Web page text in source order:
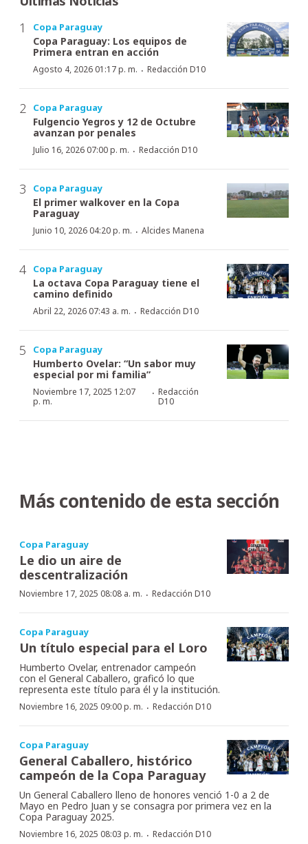
Copa Paraguay
Copa Paraguay: Los equipos de
Primera entran en acción
Agosto 4, 2026 01:17 p. m. · Redacción D10
Copa Paraguay
Fulgencio Yegros y 12 de Octubre
avanzan por penales
Julio 16, 2026 07:00 p. m. · Redacción D10
Copa Paraguay
El primer walkover en la Copa
Paraguay
Junio 10, 2026 04:20 p. m. · Alcides Manena
Copa Paraguay
La octava Copa Paraguay tiene el
camino definido
Abril 22, 2026 07:43 a. m. · Redacción D10
Copa Paraguay
Humberto Ovelar: “Un sabor muy
especial por mi familia”
Noviembre 17, 2025 12:07
p. m.
·Redacción
D10
Más contenido de esta sección
Copa Paraguay
Le dio un aire de
descentralización
Noviembre 17, 2025 08:08 a. m. · Redacción D10
Copa Paraguay
Un título especial para el Loro
Humberto Ovelar, entrenador campeón
con el General Caballero, graficó lo que
representa este título para él y la institución.
Noviembre 16, 2025 09:00 p. m. · Redacción D10
Copa Paraguay
General Caballero, histórico
campeón de la Copa Paraguay
Un General Caballero lleno de honores venció 1-0 a 2 de
Mayo en Pedro Juan y se consagra por primera vez en la
Copa Paraguay 2025.
Noviembre 16, 2025 08:03 p. m. · Redacción D10